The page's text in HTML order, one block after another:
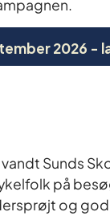
2026 -
Sunds
på
og